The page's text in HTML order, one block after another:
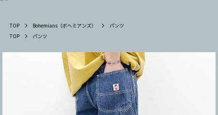
TOP Bohemians（ボヘミアンズ）
パンツ
TOP
パンツ